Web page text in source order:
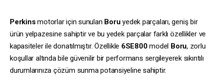
Perkinsmotorlar için sunulan Boru yedek parçaları, geniş bir
ürün yelpazesine sahiptir ve bu yedek parçalar farklı özellikler ve
kapasiteler ile donatılmıştır. Özellikle 6SE800model Boru, zorlu
koşullar altında bile güvenilir bir performans sergileyerek sıkıntılı
durumlarınıza çözüm sunma potansiyeline sahiptir.